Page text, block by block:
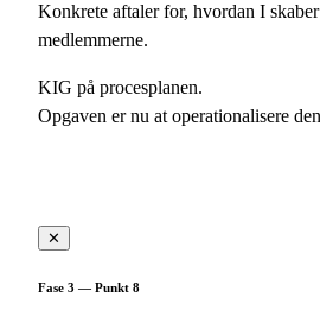
Konkrete aftaler for, hvordan I
medlemmerne.
KIG på procesplanen.
Opgaven er nu at operationalisere
✕
Fase 3 — Punkt 8